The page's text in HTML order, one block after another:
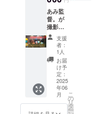
させ
てい
ただき
ます。
(イベン
ト終了
後の
第３
火曜日)
※出演は
10分間
です ※
期は
2025年
7月以降
※ランタ
ンを追
加で飾
りたい
場合は
別途料
金がか
かりま
す。 ※
遠方の
場合は
て編集
した30
秒～60
秒の
ショー
トムー
ビーを
差し上
げま
す。 １
組4名様
まで出
演可能
です。
あみ監
督。が
撮影編
集する
イベン
トCM用
動画に
出演で
きる
権。 イ
ベント
CM動画
に出演
してい
支援
者：
1人
お届
け予
定：
2025
年06
月
こ
の
リ
タ
ー